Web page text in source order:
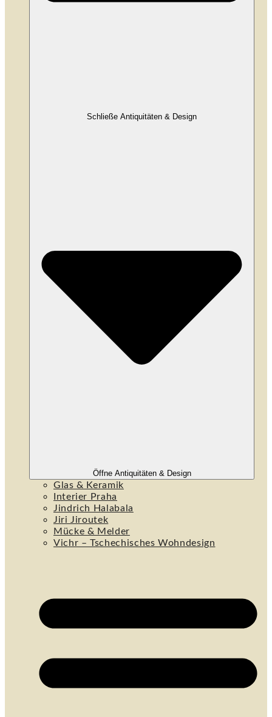
Schließe Antiquitäten & Design
Öffne Antiquitäten & Design
Glas & Keramik
Interier Praha
Jindrich Halabala
Jiri Jiroutek
Mücke & Melder
Vichr – Tschechisches Wohndesign